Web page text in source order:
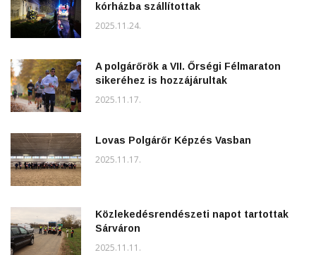
kórházba szállítottak
2025.11.24.
A polgárőrök a VII. Őrségi Félmaraton
sikeréhez is hozzájárultak
2025.11.17.
Lovas Polgárőr Képzés Vasban
2025.11.17.
Közlekedésrendészeti napot tartottak
Sárváron
2025.11.11.